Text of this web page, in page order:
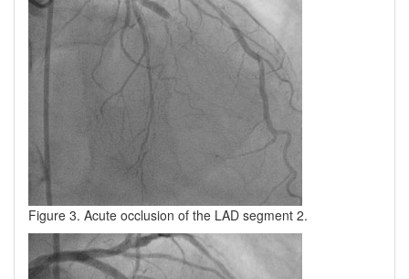
Figure 3. Acute occlusion of the LAD segment 2.